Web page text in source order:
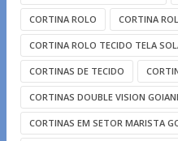
CORTINA ROLO CORTINA
CORTINA ROLO TECIDO TELA
CORTINAS DE TECIDO
CORTINAS DOUBLE VISION
CORTINAS EM SETOR MARISTA